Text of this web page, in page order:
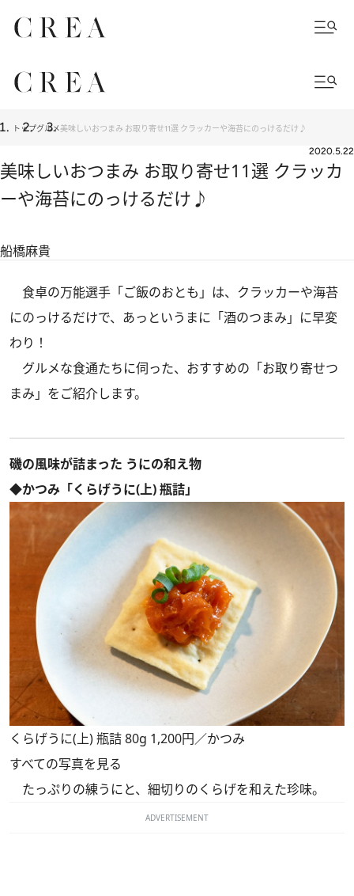
トップグルメ美味しいおつまみ お取り寄せ11選 クラッカーや海苔にのっけるだけ♪
2020.5.22
美味しいおつまみ お取り寄せ11選 クラッカ
ーや海苔にのっけるだけ♪
船橋麻貴
食卓の万能選手「ご飯のおとも」は、クラッカーや海苔
にのっけるだけで、あっというまに「酒のつまみ」に早変
わり！
グルメな食通たちに伺った、おすすめの「お取り寄せつ
まみ」をご紹介します。
磯の風味が詰まった うにの和え物
◆かつみ「くらげうに(上) 瓶詰」
くらげうに(上) 瓶詰 80g 1,200円／かつみ
すべての写真を見る
たっぷりの練うにと、細切りのくらげを和えた珍味。
ADVERTISEMENT